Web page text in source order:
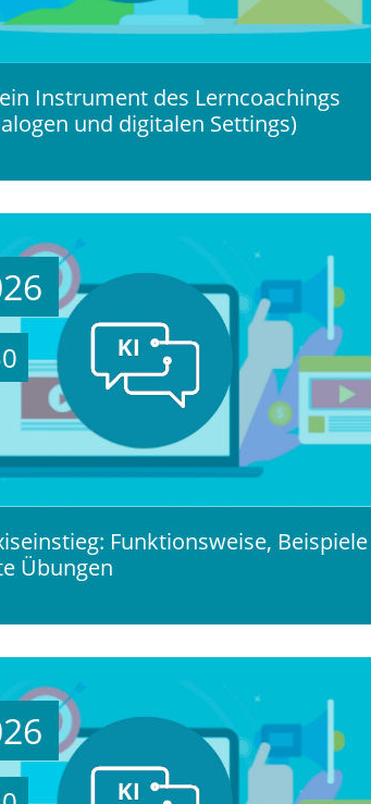
Instrument des Lerncoachings
und digitalen Settings)
Funktionsweise, Beispiele
Übungen